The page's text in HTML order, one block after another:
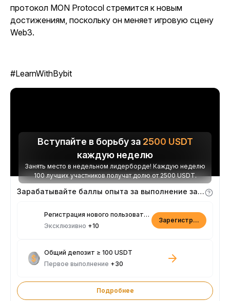
протокол MON Protocol стремится к новым
достижениям, поскольку он меняет игровую сцену
Web3.
#LearnWithBybit
Вступайте в борьбу за 2500 USDT
каждую неделю
Занять место в недельном лидерборде! Каждую неделю
100 лучших участников получат долю от 2500 USDT.
Зарабатывайте баллы опыта за выполнение заданий
Регистрация нового пользователя
Эксклюзивно +10
Зарегистрироваться
Общий депозит ≥ 100 USDT
Первое выполнение +30
Подробнее